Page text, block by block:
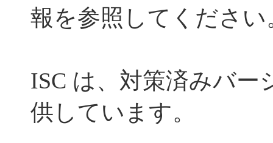
報を参照してください
ISC は、対策済みバー
供しています。